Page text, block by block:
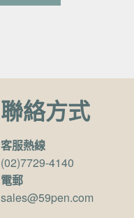
聯絡方式
客服熱線
(02)7729-4140
電郵
sales@59pen.com